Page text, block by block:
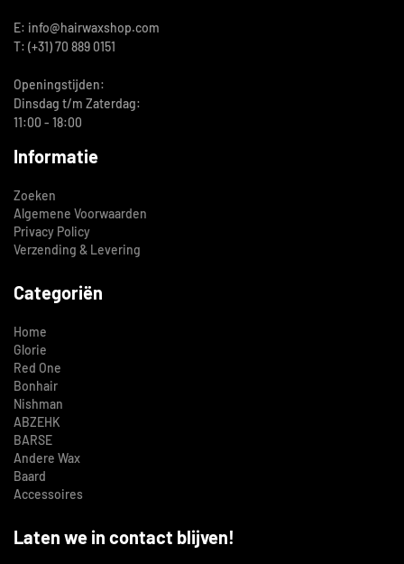
E: info@hairwaxshop.com
T: (+31) 70 889 0151
Openingstijden:
Dinsdag t/m Zaterdag:
11:00 - 18:00
Informatie
Zoeken
Algemene Voorwaarden
Privacy Policy
Verzending & Levering
Categoriën
Home
Glorie
Red One
Bonhair
Nishman
ABZEHK
BARSE
Andere Wax
Baard
Accessoires
Laten we in contact blijven!